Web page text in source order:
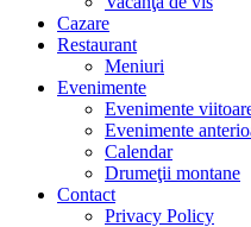
Cazare
Restaurant
Meniuri
Evenimente
Evenimente
Evenimente
Calendar
Drumeţii montane
Contact
Privacy Policy